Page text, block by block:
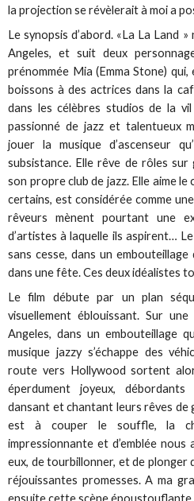
la projection se révèlerait à moi a
Le synopsis d’abord. «La La Land
Angeles, et suit deux
prénommée Mia (Emma Stone)
boissons à des actrices dans la
dans les célèbres studios de la vil
passionné de jazz et talentueux
jouer la musique d’ascenseur
subsistance. Elle rêve de rôles
son propre club de jazz. Elle aime le
certains, est considérée comme
rêveurs mènent pourtant une
d’artistes à laquelle ils aspirent…
sans cesse, dans un
dans une fête. Ces deux idéalistes
Le film débute par un plan
visuellement éblouissant. Sur
Angeles, dans un embouteillage
musique jazzy s’échappe des
route vers Hollywood sortent
éperdument joyeux, débordants
dansant et chantant leurs rêves de
est à couper le souffle, la
impressionnante et d’emblée
eux, de tourbillonner, et de plonger
réjouissantes promesses. A ma